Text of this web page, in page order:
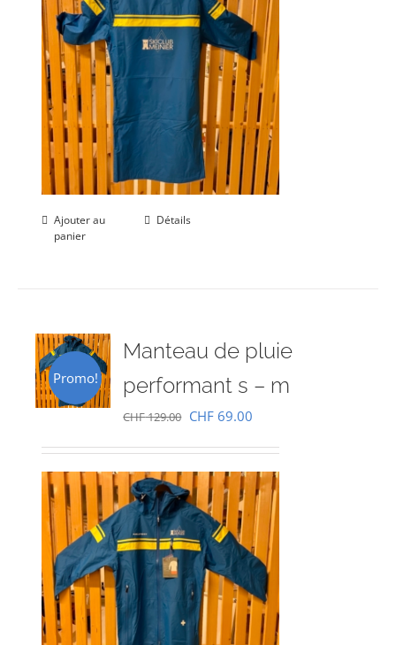
Ajouter au
panier
Détails
Promo!
Manteau de pluie
performant s – m
CHF129.00 Le
initial
était :
CHF 129.00.
CHF 69.00
actuel
est :
CHF 69.00.